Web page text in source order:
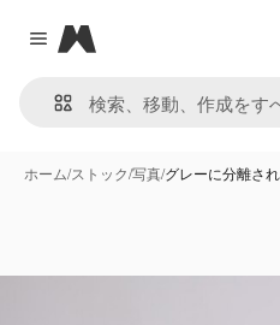
Close menu
Magnific
ホーム/ストック/写真/グレーに分離さ